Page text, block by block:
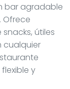
bar agradable
Ofrece
útiles
cualquier
y